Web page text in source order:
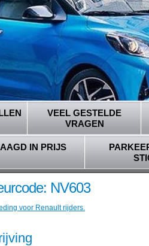
VEEL GESTELDE
VRAGEN
IN PRIJS
NV603
voor Renault rijders.